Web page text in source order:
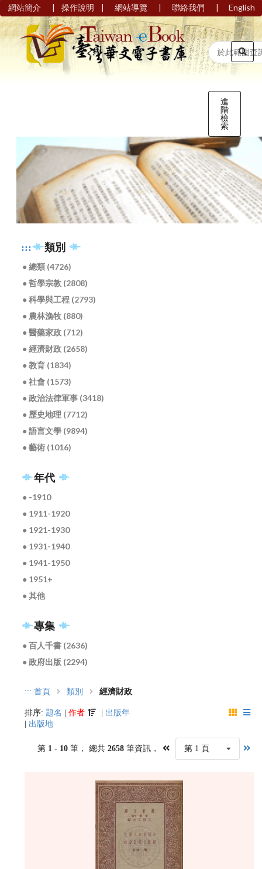
網站簡介 | 操作說明 | 網站導覽 | 聯絡我們 | English
進
階
檢
索
::: 類別
● 總類 (4726)
● 哲學宗教 (2808)
● 科學與工程 (2793)
● 農林漁牧 (880)
● 醫藥家政 (712)
● 經濟財政 (2658)
● 教育 (1834)
● 社會 (1573)
● 政治法律軍事 (3418)
● 歷史地理 (7712)
● 語言文學 (9894)
● 藝術 (1016)
年代
● -1910
● 1911-1920
● 1921-1930
● 1931-1940
● 1941-1950
● 1951+
● 其他
專集
● 百人千書 (2636)
● 政府出版 (2294)
::: 首頁 類別 經濟財政
排序: 題名 作者
出版年
出版地
第 1 - 10 筆， 總共 2658筆資訊， 第 1 頁